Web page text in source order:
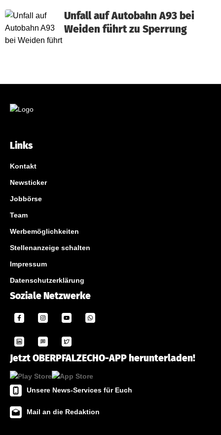
Unfall auf Autobahn A93 bei
Weiden führt zu Sperrung
Links
Kontakt
Newsticker
Jobbörse
Team
Werbemöglichkeiten
Stellenanzeige schalten
Impressum
Datenschutzerklärung
Soziale Netzwerke
Jetzt OBERPFALZECHO-APP herunterladen!
Unsere News-Services für Euch
Mail an die Redaktion